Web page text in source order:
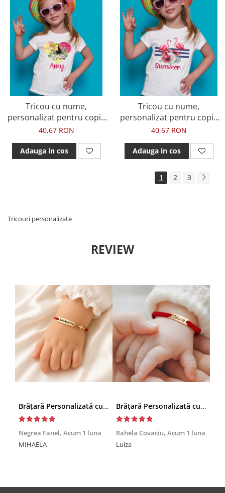
Tricou cu nume,
personalizat pentru copii,
cu tucan si inimioara,
40,67 RON
Adauga in cos
Tricou cu nume,
personalizat pentru copii,
cu flamingo si flori, tricou
40,67 RON
Adauga in cos
1 2 3
Tricouri personalizate
REVIEW
Brățară Personalizată cu Nume și Cruciuță – Inox Aur IP
Negrea Fanel, Acum 1 luna
MIHAELA
Brățară Personalizată cu Nume, Inox Auriu Waterproof, pentru copii
Rahela Covaciu, Acum 1 luna
Luiza